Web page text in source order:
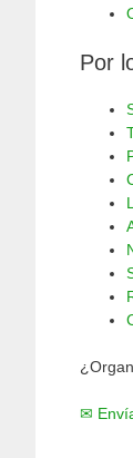
Por
✉